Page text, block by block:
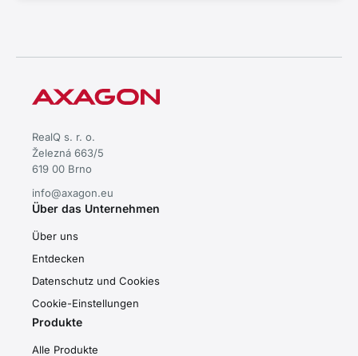
RealQ s. r. o.
Železná 663/5
619 00 Brno
info@axagon.eu
Über das Unternehmen
Über uns
Entdecken
Datenschutz und Cookies
Cookie-Einstellungen
Produkte
Alle Produkte